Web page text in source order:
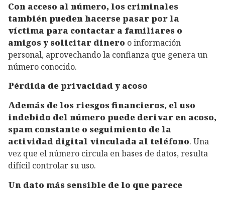
Con acceso al número, los criminales
también pueden hacerse pasar por la
víctima para contactar a familiares o
amigos y solicitar dinero o información
personal, aprovechando la confianza que genera un
número conocido.
Pérdida de privacidad y acoso
Además de los riesgos financieros, el uso
indebido del número puede derivar en acoso,
spam constante o seguimiento de la
actividad digital vinculada al teléfono. Una
vez que el número circula en bases de datos, resulta
difícil controlar su uso.
Un dato más sensible de lo que parece